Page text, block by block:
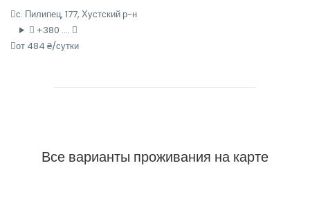
с. Пилипец, 177, Хустский р-н
+380 ....
от 484 ₴/сутки
Все варианты проживания на карте